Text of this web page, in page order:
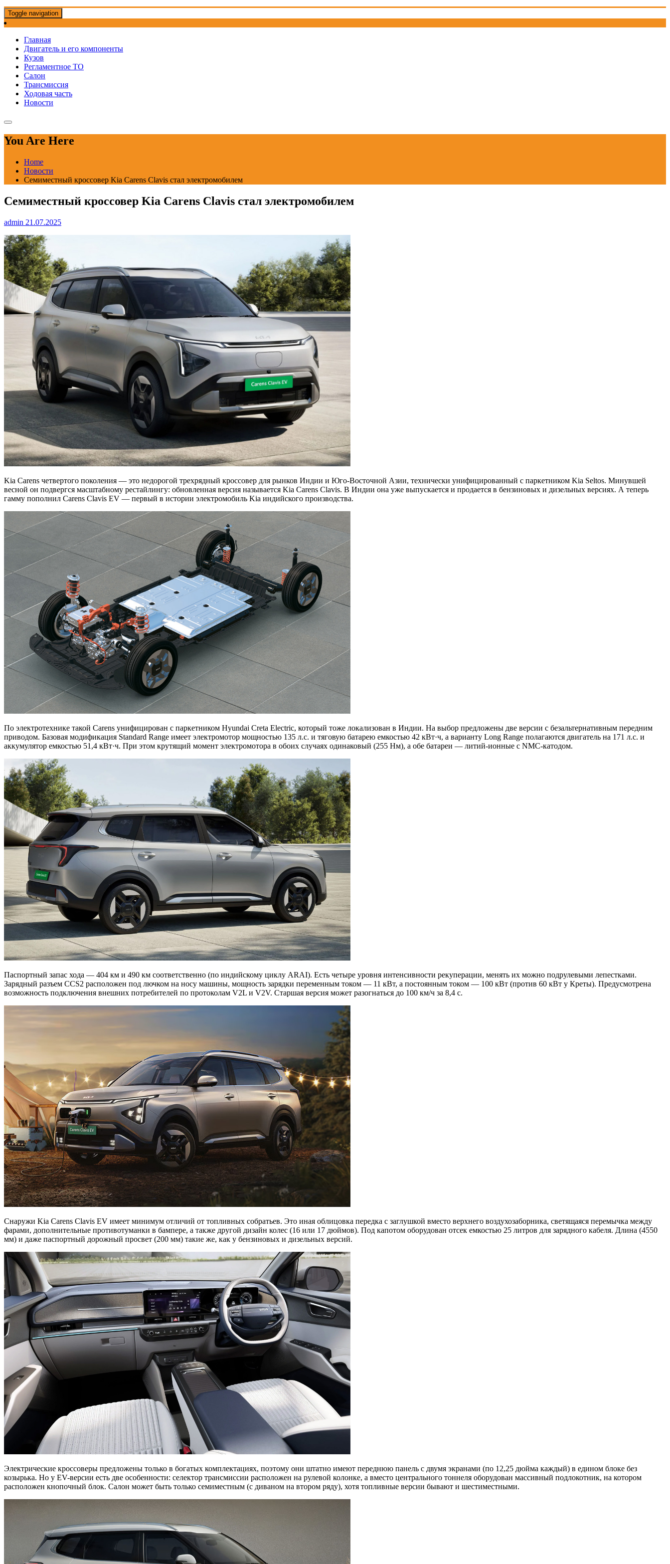
Toggle navigation
Главная
Двигатель и его компоненты
Кузов
Регламентное ТО
Салон
Трансмиссия
Ходовая часть
Новости
You Are Here
Home
Новости
Семиместный кроссовер Kia Carens Clavis стал электромобилем
Семиместный кроссовер Kia Carens Clavis стал электромобилем
admin 21.07.2025
Kia Carens четвертого поколения — это недорогой трехрядный кроссовер для рынков Индии и Юго-Восточной Азии, технически унифицированный с паркетником Kia Seltos. Минувшей
весной он подвергся масштабному рестайлингу: обновленная версия называется Kia Carens Clavis. В Индии она уже выпускается и продается в бензиновых и дизельных версиях. А теперь
гамму пополнил Carens Clavis EV — первый в истории электромобиль Kia индийского производства.
По электротехнике такой Carens унифицирован с паркетником Hyundai Creta Electric, который тоже локализован в Индии. На выбор предложены две версии с безальтернативным передним
приводом. Базовая модификация Standard Range имеет электромотор мощностью 135 л.с. и тяговую батарею емкостью 42 кВт·ч, а варианту Long Range полагаются двигатель на 171 л.с. и
аккумулятор емкостью 51,4 кВт·ч. При этом крутящий момент электромотора в обоих случаях одинаковый (255 Нм), а обе батареи — литий-ионные с NMC-катодом.
Паспортный запас хода — 404 км и 490 км соответственно (по индийскому циклу ARAI). Есть четыре уровня интенсивности рекуперации, менять их можно подрулевыми лепестками.
Зарядный разъем CCS2 расположен под лючком на носу машины, мощность зарядки переменным током — 11 кВт, а постоянным током — 100 кВт (против 60 кВт у Креты). Предусмотрена
возможность подключения внешних потребителей по протоколам V2L и V2V. Старшая версия может разогнаться до 100 км/ч за 8,4 с.
Снаружи Kia Carens Clavis EV имеет минимум отличий от топливных собратьев. Это иная облицовка передка с заглушкой вместо верхнего воздухозаборника, светящаяся перемычка между
фарами, дополнительные противотуманки в бампере, а также другой дизайн колес (16 или 17 дюймов). Под капотом оборудован отсек емкостью 25 литров для зарядного кабеля. Длина (4550
мм) и даже паспортный дорожный просвет (200 мм) такие же, как у бензиновых и дизельных версий.
Электрические кроссоверы предложены только в богатых комплектациях, поэтому они штатно имеют переднюю панель с двумя экранами (по 12,25 дюйма каждый) в едином блоке без
козырька. Но у EV-версии есть две особенности: селектор трансмиссии расположен на рулевой колонке, а вместо центрального тоннеля оборудован массивный подлокотник, на котором
расположен кнопочный блок. Салон может быть только семиместным (с диваном на втором ряду), хотя топливные версии бывают и шестиместными.